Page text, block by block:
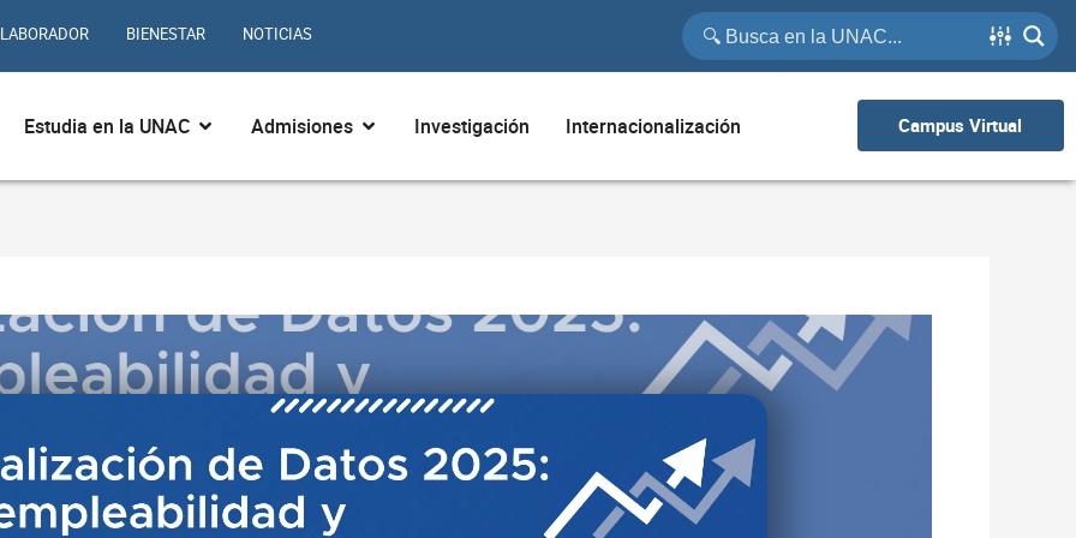
BIENESTAR NOTICIAS
¿Quiénes somos?
Estudia en la UNAC Abrir Estudia en la UNAC
Admisiones Abrir Admisiones
Investigación Internacionalización Campus Virtual